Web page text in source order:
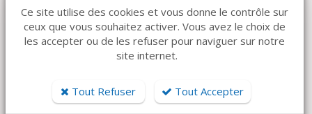
Dans la même famille de produits, découvrez également ces
produits plébiscités par nos clients
Ce site utilise des cookies et vous donne le contrôle sur
ceux que vous souhaitez activer. Vous avez le choix de
les accepter ou de les refuser pour naviguer sur notre
site internet.
Tout Refuser Tout Accepter